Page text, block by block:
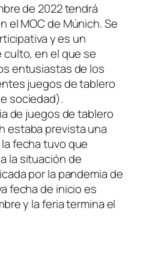
de 2022 tendrá
el MOC de Múnich. Se
y es un
en el que se
entusiastas de los
juegos de tablero
sociedad).
de juegos de tablero
estaba prevista una
fecha tuvo que
la situación de
por la pandemia de
fecha de inicio es
y la feria termina el